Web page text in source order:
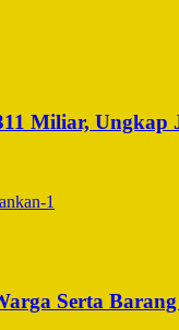
Miliar, Ungkap
Serta